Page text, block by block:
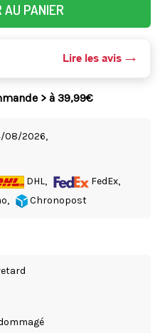
PANIER
Lire les avis
> à 39,99€
08/2026,
DHL,
FedEx,
Chronopost